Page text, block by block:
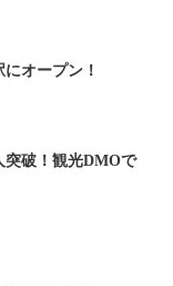
オープン！
突破！観光DMOで